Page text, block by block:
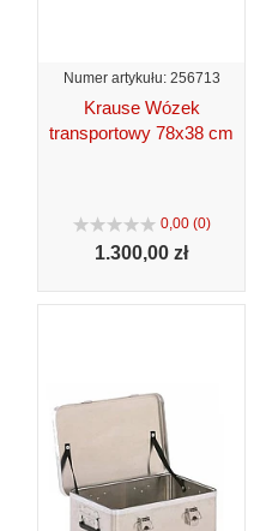
Numer artykułu: 256713
Krause Wózek
transportowy 78x38 cm
0,00 (0)
1.300,00 zł